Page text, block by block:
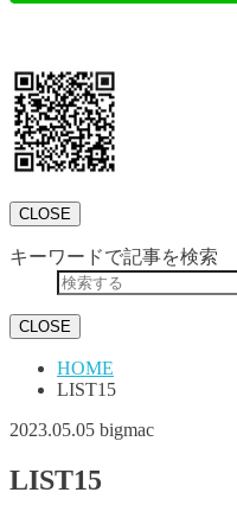
CLOSE
キーワードで記事を検索
CLOSE
HOME
LIST15
2023.05.05 bigmac
LIST15